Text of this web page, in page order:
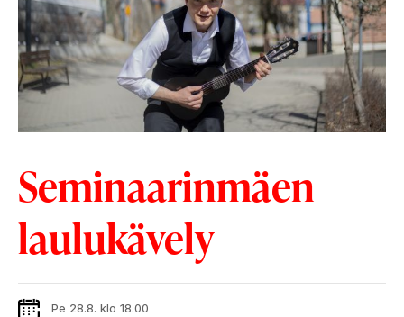
Seminaarinmäen
laulukävely
Pe 28.8. klo 18.00